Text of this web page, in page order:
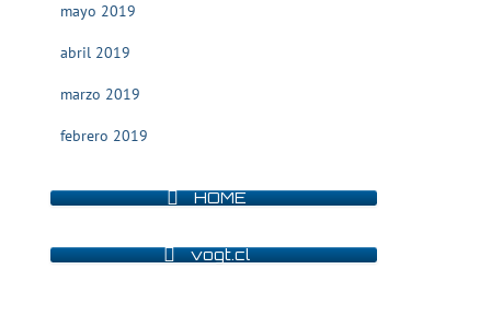
mayo 2019
abril 2019
marzo 2019
febrero 2019
HOME
vogt.cl